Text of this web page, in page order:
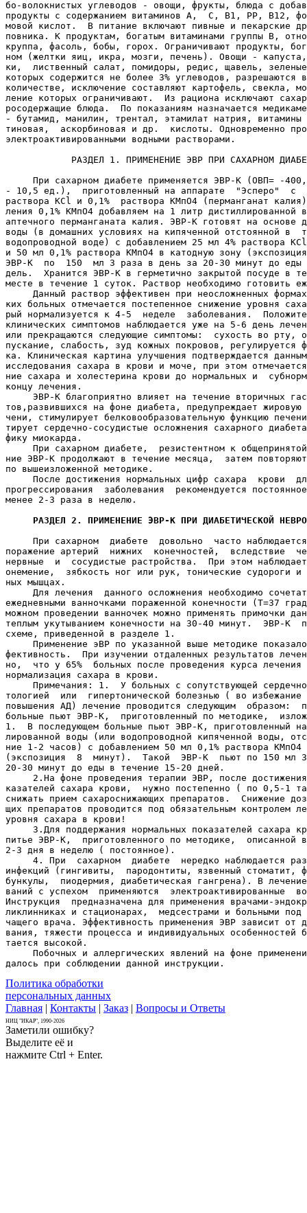
бо-волокнистых углеводов - овощи, фрукты, блюда с
продукты с содержанием витаминов А,  С, В1, РР, В12,
мовой кислот.  В питание включают пивные и пекарские
повника. К продуктам, богатым витаминами группы В,
круппа, фасоль, бобы, горох. Ограничивают продукты,
ном (желтки яиц, икра, мозги, печень). Овощи -
ки,  лиственный салат, помидоры, редис, щавель,
которых содержится не более 3% углеводов, разрешаются
количестве, исключение составляют картофель, свекла,
ление которых ограничивают.  Из рациона исключают
росодержащие блюда.  По показаниям назначается
- бутамид, манилин, трентал, этамилат натрия,
тиновая,  аскорбиновая и др.  кислоты. Одновременно
электроактивированными водными растворами.
РАЗДЕЛ 1. ПРИМЕНЕНИЕ ЭВР ПРИ САХАРНОМ
При сахарном диабете применяется ЭВР-К (ОВП= -
- 10,5 ед.),  приготовленный на аппарате  "Эсперо"  с
раствора КСl и 0,1%  раствора КМпО4 (перманганат
ления 0,1% КМпО4 добавляем на 1 литр дистиллированной
аптечного перманганата калия. ЭВР-К готовят на основе
воды (в домашних условиях на кипяченной отстоянной в
водопроводной воде) с добавлением 25 мл 4% раствора
и 50 мл 0,1% раствора КМпО4 в катодную зону
ЭВР-К  по  150  мл 3 раза в день за 20-30 минут до еды
дель.  Хранится ЭВР-К в герметично закрытой посуде в
месте в течение 1 суток. Раствор необходимо готовить
Данный раствор эффективен при неосложненных
ких больных отмечается постепенное снижение уровня
рый нормализуется к 4-5  неделе  заболевания.
клинических симптомов наблюдается уже на 5-6 день
или прекращаются следующие симптомы:  сухость во рту,
пускание, слабость, зуд кожных покровов, регулируется
ка. Клиническая картина улучшения подтверждается
исследования сахара в крови и моче, при этом
ние сахара и холестерина крови до нормальных и
концу лечения.
ЭВР-К благоприятно влияет на течение вторичных
тов,развившихся на фоне диабета, предупреждает жировую
чени, стимулирует белковообразовательную функцию
тирует сердечно-сосудистые осложнения сахарного
фику миокарда.
При сахарном диабете,  резистентном к
ние ЭВР-К продолжают в течение месяца,  затем
по вышеизложенной методике.
После достижения нормальных цифр сахара  крови
прогрессирования  заболевания  рекомендуется
менее 2-3 раза в неделю.
РАЗДЕЛ 2. ПРИМЕНЕНИЕ ЭВР-К ПРИ ДИАБЕТИЧЕСКОЙ
При сахарном  диабете  довольно  часто наблюдается
поражение артерий  нижних  конечностей,  вследствие
нервные  и  сосудистые растройства.  При этом
онемение,  зябкость ног или рук, тонические судороги
ных мышцах.
Для лечения  данного осложнения необходимо
ежедневными ванночками пораженной конечности (Т=37
можном проведении ванночек можно применять примочки
теплым укутыванием конечности на 30-40 минут.  ЭВР-К
схеме, приведенной в разделе 1.
Применение эВР по указанной выше методике
фективность.  При изучении отдаленных результатов
но,  что у 65%  больных после проведения курса лечения
нормализация сахара в крови.
Примечания: 1.  У больных с сопутствующей
тологией  или  гипертонической болезнью ( во избежание
повышения АД) лечение проводится следующим  образом:
больные пьют ЭВР-К,  приготовленный по методике,
1.  В последующем больные пьют ЭВР-К, приготовленный
лированной воды (или водопроводной кипяченной воды,
ние 1-2 часов) с добавлением 50 мл 0,1% раствора КМпО4
(экспозиция  8  минут).  Такой  ЭВР-К  пьют по 150 мл
20-30 минут до еды в течение 15-20 дней.
2.На фоне проведения терапии ЭВР, после достижения
казателей сахара крови,  нужно постепенно ( по 0,5-1
снижать прием сахароснижающих препаратов.  Снижение
щих препаратов проводится под обязательным контролем
уровня сахара в крови!
3.Для поддержания нормальных показателей сахара
питье ЭВР-К,  приготовленного по методике,  описанной
2-3 дня в неделю ( постоянное).
4. При  сахарном  диабете  нередко наблюдается
инфекций (гингивиты,  пародонтиты, язвенный стоматит,
бункулы,  пиодермия, диабетическая гангрена). В
ваний с успехом  применяются  электроактивированные
Инструкция  предназначена для применения врачами-
ликлинниках и стационарах,  медсестрами и больными под
чащего врача. Эффективность применения ЭВР зависит от
вания, тяжести процесса и индивидуальных особенностей
тается высокой.
Побочных и аллергических явлений на фоне
далось при соблюдении данной инструкции.
Политика обработки
персональных данных
Главная | Контакты | Заказ | Вопросы и Ответы
НИЦ "ИКАР", 1990-2026
Заметили ошибку?
Выделите её и
нажмите Ctrl + Enter.